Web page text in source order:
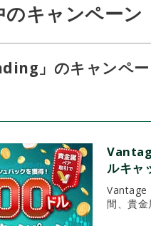
のキャンペーン
」のキャンペ
ルキャ
Vantage
間、貴